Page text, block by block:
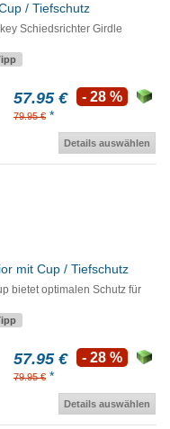
/ Tiefschutz
Schiedsrichter Girdle
57.95 €
79.95 € *
- 28 %
Details auswählen
mit Cup / Tiefschutz
bietet optimalen Schutz für
57.95 €
79.95 € *
- 28 %
Details auswählen